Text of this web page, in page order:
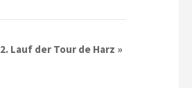
2. Lauf der Tour de Harz »